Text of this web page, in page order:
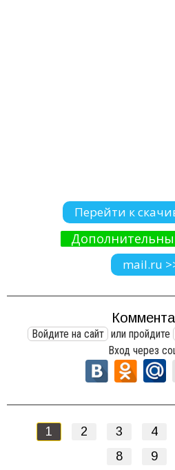
Перейти к
mail.ru
Войдите на сайт или пройдите
Вход через
1 2 3 4
8
9